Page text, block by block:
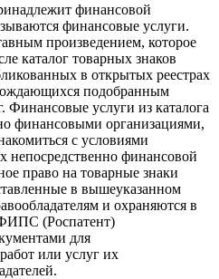
финансовой
финансовые услуги.
произведением, которое
каталог товарных знаков
в открытых реестрах
подобранным
Финансовые услуги из каталога
финансовыми организациями,
с условиями
непосредственно финансовой
право на товарные знаки
в вышеуказанном
и охраняются в
(Роспатент)
для
или услуг их